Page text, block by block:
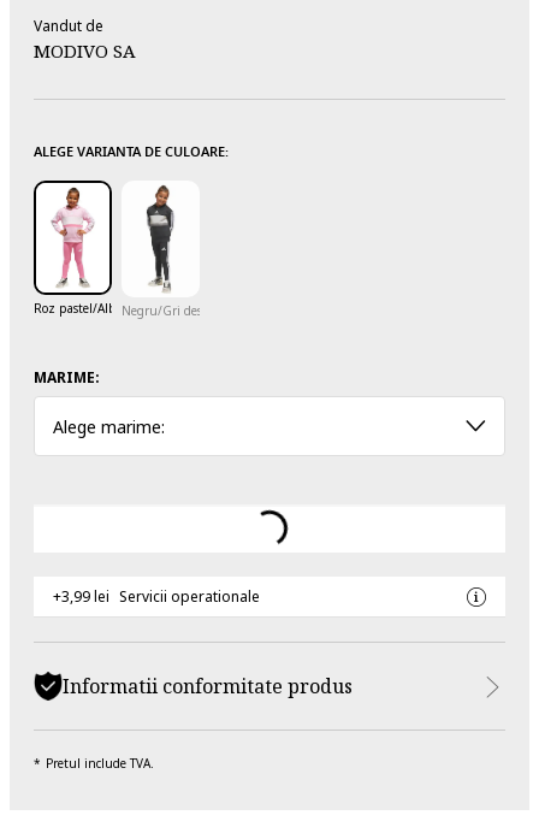
Vandut de
MODIVO SA
ALEGE VARIANTA DE CULOARE:
Roz pastel/Alb opticNegru/Gri deschis/Alb murdar
MARIME:
Alege marime:
+3,99 lei Servicii operationale
Informatii conformitate produs
Pretul include TVA.